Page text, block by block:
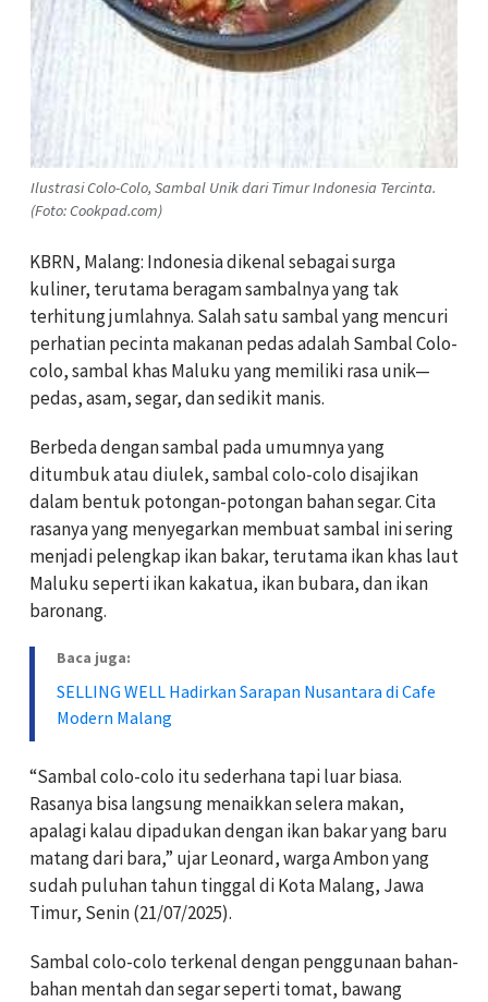
Ilustrasi Colo-Colo, Sambal Unik dari Timur Indonesia Tercinta.
(Foto: Cookpad.com)
KBRN, Malang: Indonesia dikenal sebagai surga
kuliner, terutama beragam sambalnya yang tak
terhitung jumlahnya. Salah satu sambal yang mencuri
perhatian pecinta makanan pedas adalah Sambal Colo-
colo, sambal khas Maluku yang memiliki rasa unik—
pedas, asam, segar, dan sedikit manis.
Berbeda dengan sambal pada umumnya yang
ditumbuk atau diulek, sambal colo-colo disajikan
dalam bentuk potongan-potongan bahan segar. Cita
rasanya yang menyegarkan membuat sambal ini sering
menjadi pelengkap ikan bakar, terutama ikan khas laut
Maluku seperti ikan kakatua, ikan bubara, dan ikan
baronang.
Baca juga:
SELLING WELL Hadirkan Sarapan Nusantara di Cafe
Modern Malang
“Sambal colo-colo itu sederhana tapi luar biasa.
Rasanya bisa langsung menaikkan selera makan,
apalagi kalau dipadukan dengan ikan bakar yang baru
matang dari bara,” ujar Leonard, warga Ambon yang
sudah puluhan tahun tinggal di Kota Malang, Jawa
Timur, Senin (21/07/2025).
Sambal colo-colo terkenal dengan penggunaan bahan-
bahan mentah dan segar seperti tomat, bawang